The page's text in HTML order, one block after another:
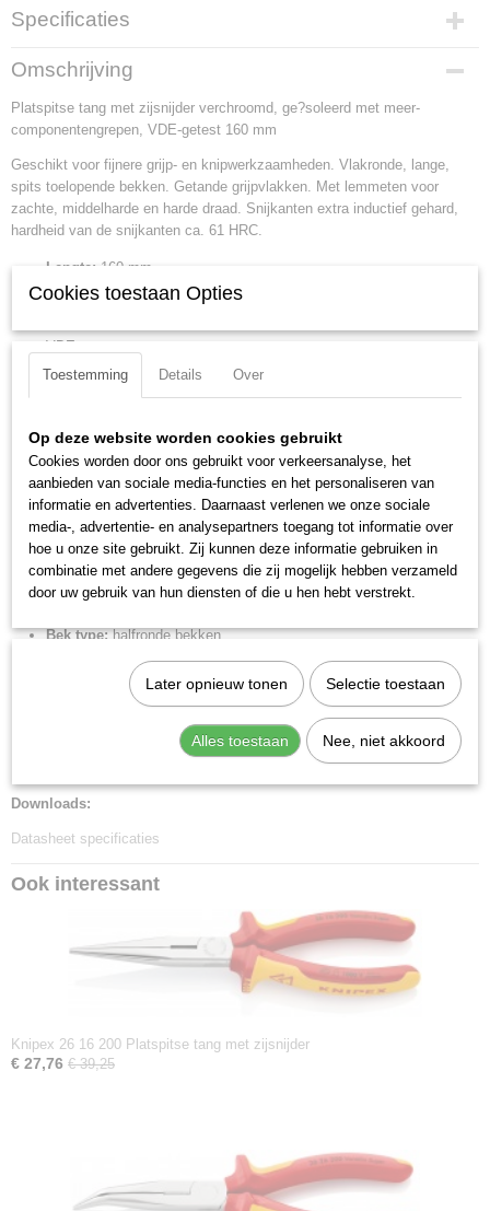
Specificaties
Productcode
25 26 160
EAN code
4003773052111
Productcode leverancier
25 26 160
Netto gewicht
0,14 Kg
Afmetingen (l,b,h)
Omschrijving
Platspitse tang met zijsnijder verchroomd, ge?soleerd met meer-
componentengrepen, VDE-getest 160 mm
Geschikt voor fijnere grijp- en knipwerkzaamheden. Vlakronde, lange,
spits toelopende bekken. Getande grijpvlakken. Met lemmeten voor
zachte, middelharde en harde draad. Snijkanten extra inductief gehard,
hardheid van de snijkanten ca. 61 HRC.
Lengte: 160 mm
Tang afwerking:verchroomd
VDE-getest
Uitvoering:VDE
Kop afwerking:verchroomd
Snijcapaciteiten harde draad (diameter):
1.6 mm
Snijcapaciteit half harde draad (diameter):2.5 mm
Grip oppervlak lengte: 23 mm
Hoek:40 graden
Kopbreedte:16.5 mm
Bek hoek: 40 graden gebogen bekken
Bek type:halfronde bekken
9 mm
DIN EN 60900, DIN ISO 5745
2.5 mm
Downloads:
Datasheet specificaties
Ook interessant
Knipex 26 16 200 Platspitse tang met zijsnijder
€ 27,76 € 39,25
Cookies toestaan Opties
Toestemming Details Over
Op deze website worden cookies gebruikt
Cookies worden door ons gebruikt voor verkeersanalyse, het
aanbieden van sociale media-functies en het personaliseren van
informatie en advertenties. Daarnaast verlenen we onze sociale
media-, advertentie- en analysepartners toegang tot informatie over
hoe u onze site gebruikt. Zij kunnen deze informatie gebruiken in
combinatie met andere gegevens die zij mogelijk hebben verzameld
door uw gebruik van hun diensten of die u hen hebt verstrekt.
Later opnieuw tonen Selectie toestaan
Alles toestaan Nee, niet akkoord